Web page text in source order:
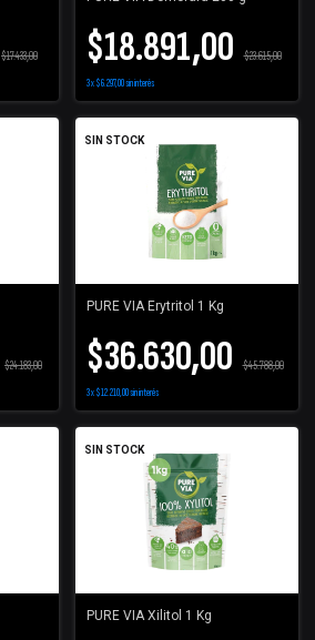
$17.433,00 $18.891,00 $23.615,00
3x$6.297,00sin interés
$24.183,00
SIN STOCK
PURE VIA Erytritol 1 Kg
$36.630,00 $45.788,00
3x$12.210,00sin interés
SIN STOCK
PURE VIA Xilitol 1 Kg